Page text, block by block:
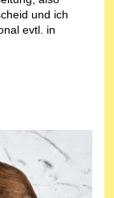
und ich
evtl. in